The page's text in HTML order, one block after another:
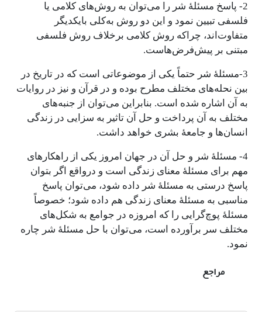
2- پاسخ مسئلۀ شر را می‌توان به روش‌های کلامی یا
فلسفی تبیین نمود و این دو روش به‌کلی بایکدیگر
متفاوت‌اند، چراکه روش کلامی برخلاف روش فلسفی
مبتنی بر پیش‌فرض‌هاست.
­3-مسئلۀ شر حتماً یکی از موضوعاتی است که در تاریخ در
بین نحله‌های مختلف مطرح بوده و در قرآن و نیز در روایات
به آن اشاره شده است. بنابراین می‌توان از جنبه‌های
مختلف به آن پرداخت و حل آن تاثیر به سزایی در زندگی
انسان‌ها و جامعۀ بشری خواهد داشت.
4- مسئلۀ شر و حل آن در جهان امروز یکی از راهکارهای
مهم برای مسئلۀ معنای زندگی است و درواقع اگر بتوان
پاسخ درستی به مسئلۀ شر داده شود، می‌توان پاسخ
مناسبی به مسئلۀ معنای زندگی هم داده شود؛ خصوصاً
مسئلۀ پوچ‌گرایی را که امروزه در جوامع به شکل‌های
مختلف سر برآورده است، می‌توان با حل مسئلۀ شر چاره
نمود.
مراجع